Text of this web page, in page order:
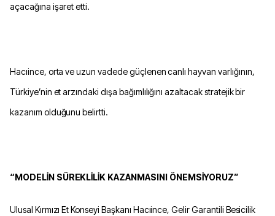
açacağına işaret etti.
Hacıince, orta ve uzun vadede güçlenen canlı hayvan varlığının,
Türkiye’nin et arzındaki dışa bağımlılığını azaltacak stratejik bir
kazanım olduğunu belirtti.
“MODELİN SÜREKLİLİK KAZANMASINI ÖNEMSİYORUZ”
Ulusal Kırmızı Et Konseyi Başkanı Hacıince, Gelir Garantili Besicilik